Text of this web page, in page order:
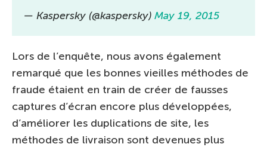
— Kaspersky (@kaspersky) May 19, 2015
Lors de l’enquête, nous avons également
remarqué que les bonnes vieilles méthodes de
fraude étaient en train de créer de fausses
captures d’écran encore plus développées,
d’améliorer les duplications de site, les
méthodes de livraison sont devenues plus